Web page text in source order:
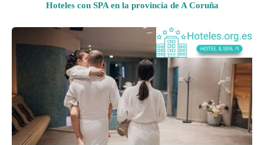
Hoteles con SPA en la provincia de A Coruña